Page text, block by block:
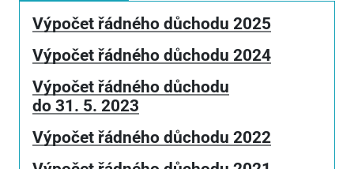
Výpočet řádného důchodu 2025
Výpočet řádného důchodu 2024
Výpočet řádného důchodu
do 31. 5. 2023
Výpočet řádného důchodu 2022